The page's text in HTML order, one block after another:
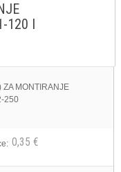
120 I
ZA MONTIRANJE
250
0,35 €